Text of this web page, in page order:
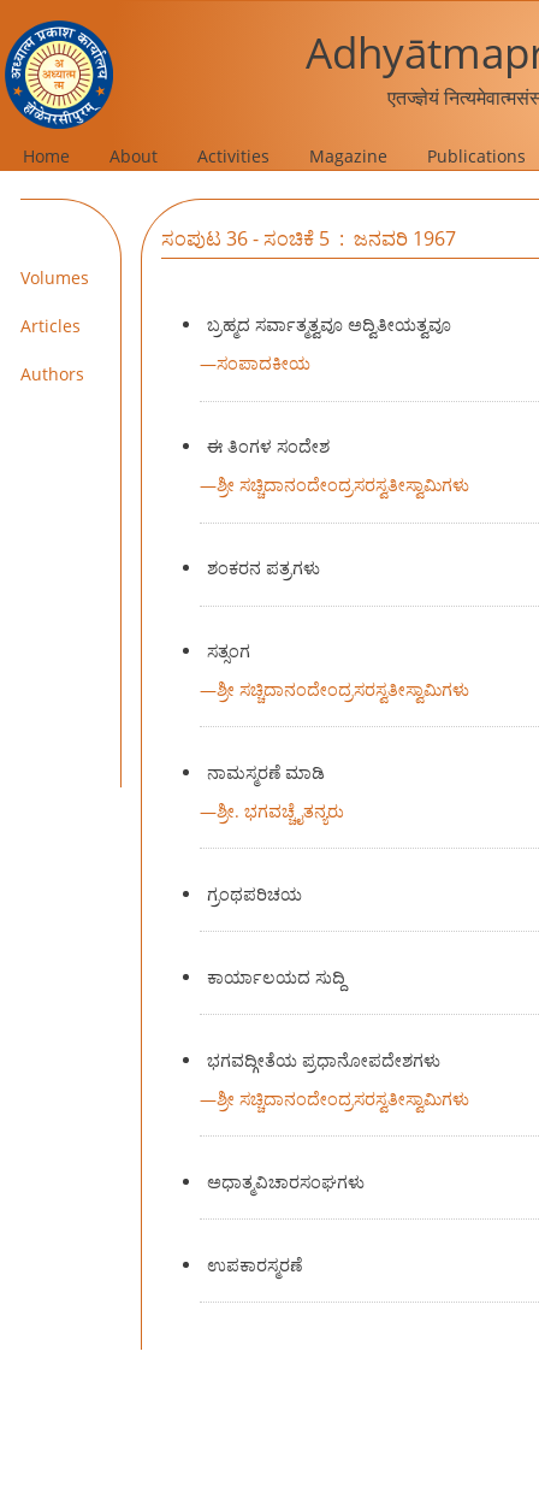
एतज्ज्ञेयं
Home About Activities Magazine Publications
Volumes
Articles
Authors
ಸಂಪುಟ 36 - ಸಂಚಿಕೆ 5 : ಜನವರಿ 1967
ಬ್ರಹ್ಮದ ಸರ್ವಾತ್ಮತ್ವವೂ ಅದ್ವಿತೀಯತ್ವವೂ
—ಸಂಪಾದಕೀಯ
ಈ ತಿಂಗಳ ಸಂದೇಶ
—ಶ್ರೀ ಸಚ್ಚಿದಾನಂದೇಂದ್ರಸರಸ್ವತೀಸ್ವಾಮಿಗಳು
ಶಂಕರನ ಪತ್ರಗಳು
ಸತ್ಸಂಗ
—ಶ್ರೀ ಸಚ್ಚಿದಾನಂದೇಂದ್ರಸರಸ್ವತೀಸ್ವಾಮಿಗಳು
ನಾಮಸ್ಮರಣೆ ಮಾಡಿ
—ಶ್ರೀ. ಭಗವಚ್ಚೈತನ್ಯರು
ಗ್ರಂಥಪರಿಚಯ
ಕಾರ್ಯಾಲಯದ ಸುದ್ದಿ
ಭಗವದ್ಗೀತೆಯ ಪ್ರಧಾನೋಪದೇಶಗಳು
—ಶ್ರೀ ಸಚ್ಚಿದಾನಂದೇಂದ್ರಸರಸ್ವತೀಸ್ವಾಮಿಗಳು
ಅಧಾತ್ಮವಿಚಾರಸಂಘಗಳು
ಉಪಕಾರಸ್ಮರಣೆ